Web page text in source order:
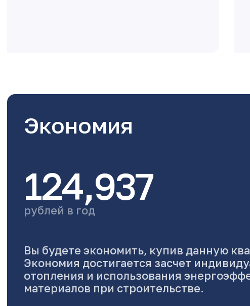
Экономия
124,937
рублей в год
Вы будете экономить, купив данную
Экономия достигается засчет
отопления и использования
материалов при строительстве.